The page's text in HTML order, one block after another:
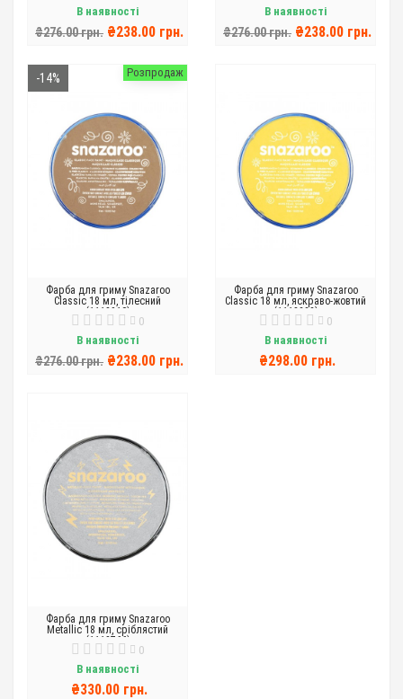
В наявності
₴276.00 грн. ₴238.00 грн.
В наявності
₴276.00 грн. ₴238.00 грн.
Розпродаж
-14%
Фарба для гриму Snazaroo
Classic 18 мл, тілесний
(1118910)
0
В наявності
₴276.00 грн. ₴238.00 грн.
Фарба для гриму Snazaroo
Classic 18 мл, яскраво-жовтий
(1118222)
0
В наявності
₴298.00 грн.
Фарба для гриму Snazaroo
Metallic 18 мл, сріблястий
(1118766)
0
В наявності
₴330.00 грн.